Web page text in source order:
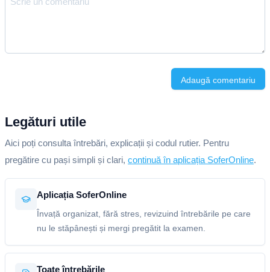
Adaugă comentariu
Legături utile
Aici poți consulta întrebări, explicații și codul rutier. Pentru
pregătire cu pași simpli și clari, continuă în aplicația SoferOnline.
Aplicația SoferOnline
Învață organizat, fără stres, revizuind întrebările pe care
nu le stăpânești și mergi pregătit la examen.
Toate întrebările